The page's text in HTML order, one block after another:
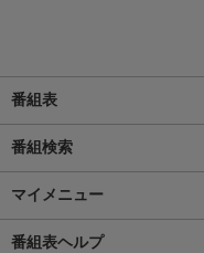
番組表
番組検索
マイメニュー
番組表ヘルプ